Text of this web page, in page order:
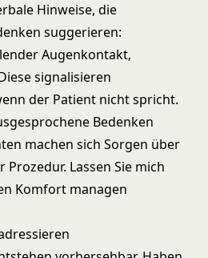
Hinweise, die
suggerieren:
Augenkontakt,
signalisieren
der Patient nicht spricht.
Bedenken
machen sich Sorgen über
Prozedur. Lassen Sie mich
Komfort managen